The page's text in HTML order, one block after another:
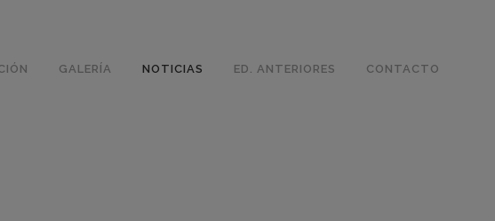
GALERÍA NOTICIAS ED. ANTERIORES CONTACTO